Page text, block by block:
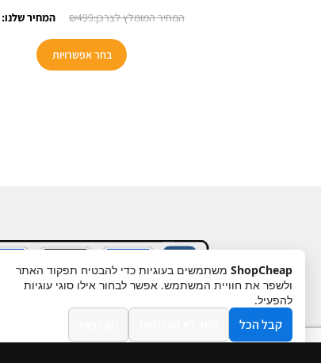
₪499
המחיר
היה:
₪499.
בחר אפשרויות
למוצר
ShopCheap משתמשים בעוגיות כדי להבטיח תפקוד האתר
ולשפר את חוויית המשתמש. אפשר לבחור אילו סוגי עוגיות
להפעיל.
קבל הכל